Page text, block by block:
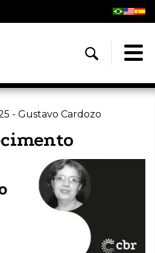
- Gustavo Cardozo